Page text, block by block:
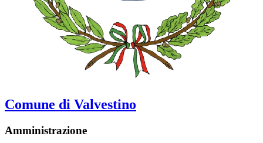
Comune di Valvestino
Amministrazione